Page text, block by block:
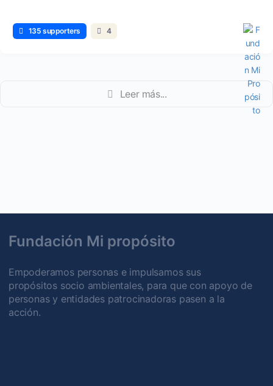
135 supporters 4
Leer más...
Fundación Mi propósito
Empoderamos personas e impulsamos sus
propósitos socio ambientales, para que con apoyo de
personas y entidades patrocinadoras pasen a la
acción.